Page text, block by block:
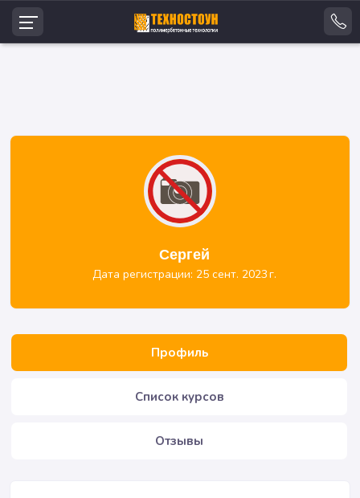
Сергей
Дата регистрации: 25 сент. 2023 г.
Профиль
Список курсов
Отзывы